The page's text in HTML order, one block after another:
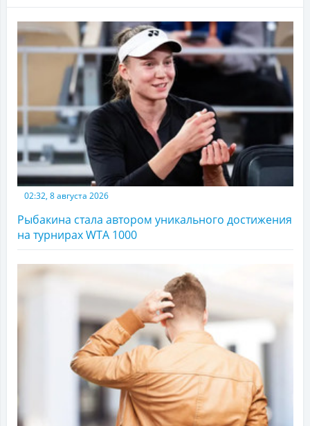
02:32, 8 августа 2026
Рыбакина стала автором уникального достижения
на турнирах WTA 1000